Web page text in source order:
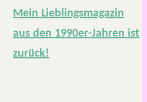
Mein Lieblingsmagazin
aus den 1990er-Jahren ist
zurück!